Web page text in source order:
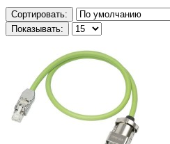
Сортировать:
Показывать: